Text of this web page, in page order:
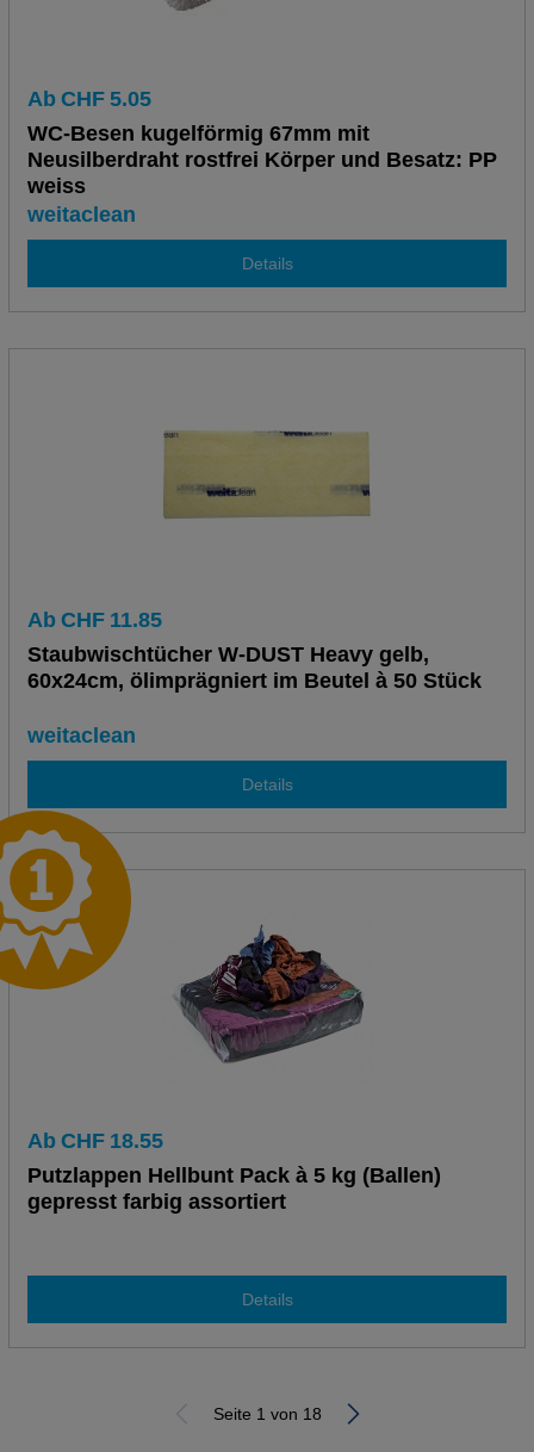
Ab CHF 5.05
WC-Besen kugelförmig 67mm mit
Neusilberdraht rostfrei Körper und Besatz: PP
weiss
weitaclean
Details
Ab CHF 11.85
Staubwischtücher W-DUST Heavy gelb,
60x24cm, ölimprägniert im Beutel à 50 Stück
weitaclean
Details
Ab CHF 18.55
Putzlappen Hellbunt Pack à 5 kg (Ballen)
gepresst farbig assortiert
Details
Seite 1 von 18